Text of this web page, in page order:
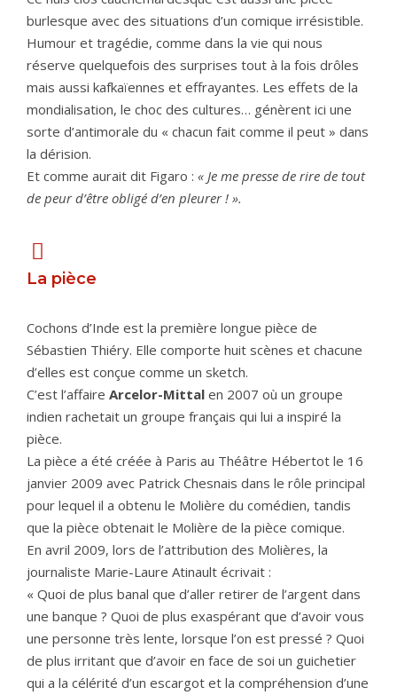
burlesque avec des situations d’un comique irrésistible.
Humour et tragédie, comme dans la vie qui nous
réserve quelquefois des surprises tout à la fois drôles
mais aussi kafkaïennes et effrayantes. Les effets de la
mondialisation, le choc des cultures… génèrent ici une
sorte d’antimorale du « chacun fait comme il peut » dans
la dérision.
Et comme aurait dit Figaro : « Je me presse de rire de tout
de peur d’être obligé d’en pleurer ! ».
La pièce
Cochons d’Inde est la première longue pièce de
Sébastien Thiéry. Elle comporte huit scènes et chacune
d’elles est conçue comme un sketch.
C’est l’affaire Arcelor-Mittal en 2007 où un groupe
indien rachetait un groupe français qui lui a inspiré la
pièce.
La pièce a été créée à Paris au Théâtre Hébertot le 16
janvier 2009 avec Patrick Chesnais dans le rôle principal
pour lequel il a obtenu le Molière du comédien, tandis
que la pièce obtenait le Molière de la pièce comique.
En avril 2009, lors de l’attribution des Molières, la
journaliste Marie-Laure Atinault écrivait :
« Quoi de plus banal que d’aller retirer de l’argent dans
une banque ? Quoi de plus exaspérant que d’avoir vous
une personne très lente, lorsque l’on est pressé ? Quoi
de plus irritant que d’avoir en face de soi un guichetier
qui a la célérité d’un escargot et la compréhension d’une